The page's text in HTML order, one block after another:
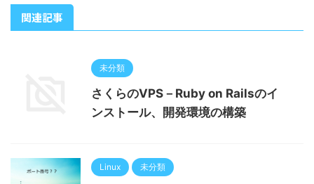
関連記事
未分類
さくらのVPS－Ruby on Railsのイ
ンストール、開発環境の構築
Linux 未分類